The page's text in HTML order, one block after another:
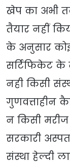
खेप का अभी
तैयार नहीं
के अनुसार कोई
सर्टिफिकेट के
नही किसी
गुणवत्ताहीन
न किसी मरीज
सरकारी
संस्था हेल्दी